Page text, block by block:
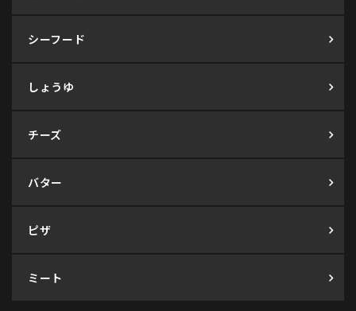
シーフード
しょうゆ
チーズ
バター
ピザ
ミート